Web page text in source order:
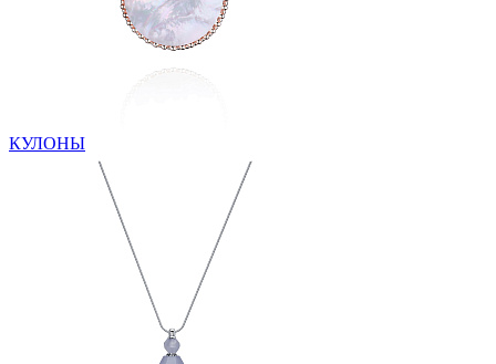
КУЛОНЫ